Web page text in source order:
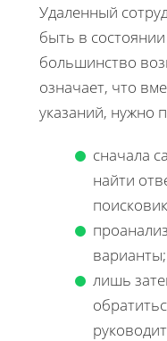
Удаленный
быть в
большинство
означает, что
указаний, нужно
сначала
найти
варианты;
лишь